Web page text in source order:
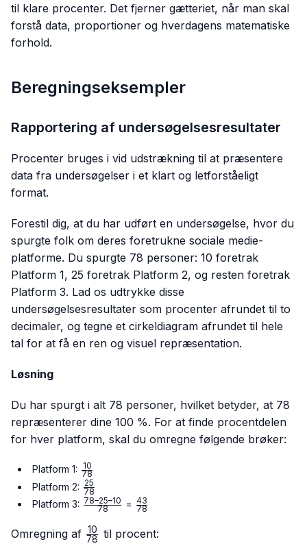
til klare procenter. Det fjerner gætteriet, når man skal
forstå data, proportioner og hverdagens matematiske
forhold.
Beregningseksempler
Rapportering af undersøgelsesresultater
Procenter bruges i vid udstrækning til at præsentere
data fra undersøgelser i et klart og letforståeligt
format.
Forestil dig, at du har udført en undersøgelse, hvor du
spurgte folk om deres foretrukne sociale medie-
platforme. Du spurgte 78 personer: 10 foretrak
Platform 1, 25 foretrak Platform 2, og resten foretrak
Platform 3. Lad os udtrykke disse
undersøgelsesresultater som procenter afrundet til to
decimaler, og tegne et cirkeldiagram afrundet til hele
tal for at få en ren og visuel repræsentation.
Løsning
Du har spurgt i alt 78 personer, hvilket betyder, at 78
repræsenterer dine 100 %. For at finde procentdelen
for hver platform, skal du omregne følgende brøker:
Platform 1: \frac{10}
{78}
78
10
Platform 2: \frac{25}
{78}
78
25
Platform 3: \frac{78
10}{78}
78
78–25–10 = \frac{43}
78
43
Omregning af \frac{10}
78
10 til procent: